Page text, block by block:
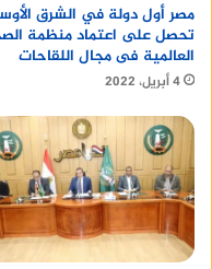
مصر أول دولة في الشرق
تحصل على اعتماد منظمة
العالمية فى مجال اللقاحات
4 أبريل، 2022